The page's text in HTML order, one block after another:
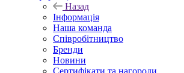
Назад
Інформація
Наша команда
Співробітництво
Бренди
Новини
Сертифікати та нагороди